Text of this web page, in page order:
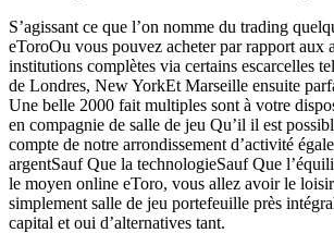
S’agissant ce que l’on nomme du trading
eToroOu vous pouvez acheter par rapport aux
institutions complètes via certains escarcelles
de Londres, New YorkEt Marseille ensuite
Une belle 2000 fait multiples sont à votre
en compagnie de salle de jeu Qu’il il est
compte de notre arrondissement d’activité
argentSauf Que la technologieSauf Que
le moyen online eToro, vous allez avoir le
simplement salle de jeu portefeuille près
capital et oui d’alternatives tant.